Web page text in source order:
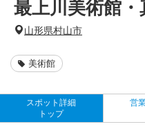
最上川美術館
山形県村山市
美術館
スポット詳細
トップ
営